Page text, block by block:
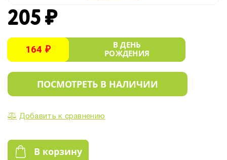
205 ₽
164 ₽
В ДЕНЬ
РОЖДЕНИЯ
ПОСМОТРЕТЬ В НАЛИЧИИ
Добавить к сравнению
В корзину